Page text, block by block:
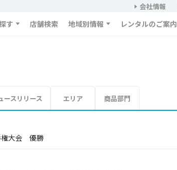
会社情報
す 店舗検索 地域別情報 レンタルのご案内
ースリリース エリア 商品部門
大会 優勝